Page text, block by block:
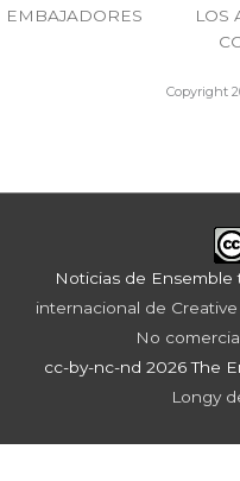
EMBAJADORES
LOS
Copyright
Noticias de Ensemble
internacional de
No
cc-by-nc-nd 2026 The
Longy